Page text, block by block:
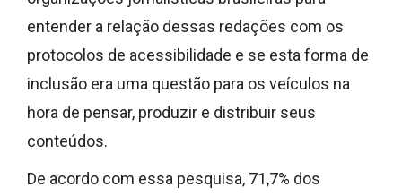
entender a relação dessas redações com os
protocolos de acessibilidade e se esta forma de
inclusão era uma questão para os veículos na
hora de pensar, produzir e distribuir seus
conteúdos.
De acordo com essa pesquisa, 71,7% dos